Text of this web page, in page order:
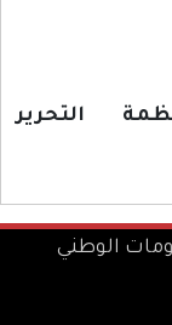
التحرير
الوطني